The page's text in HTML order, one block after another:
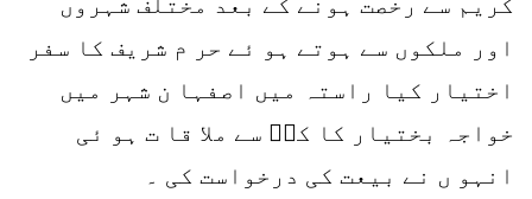
اور ملکوں سے ہوتے ہو ئے حر م شریف کا سفر
اختیار کیا راستہ میں اصفہا ن شہر میں
خواجہ بختیار کا کیؒ سے ملا قا ت ہو ئی
انہو ں نے بیعت کی درخواست کی ۔